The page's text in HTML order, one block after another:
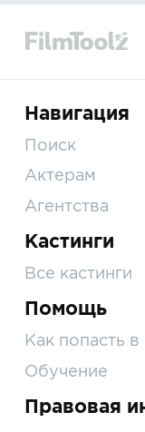
Навигация
Поиск
Актерам
Агентства
Кастинги
Все кастинги
Помощь
Как попасть в
Обучение
Правовая